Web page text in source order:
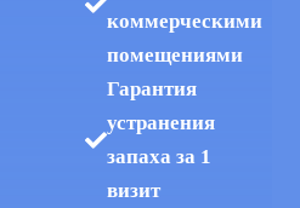
коммерческими
помещениями
Гарантия
устранения
запаха за 1
визит